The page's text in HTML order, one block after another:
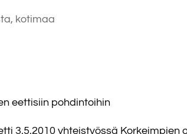
, kotimaa
eettisiin pohdintoihin
3.5.2010 yhteistyössä